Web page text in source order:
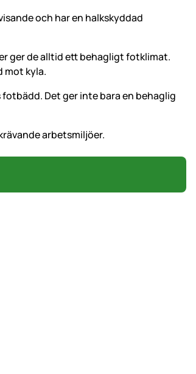
och har en halkskyddad
ger de alltid ett behagligt fotklimat.
mot kyla.
Det ger inte bara en behaglig
arbetsmiljöer.